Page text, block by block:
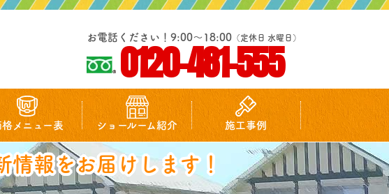
お電話ください！9:00～18:00 （定休日 水曜日）
0120-481-555
格メニュー表 ショールーム紹介 施工事例
情報をお届けします！